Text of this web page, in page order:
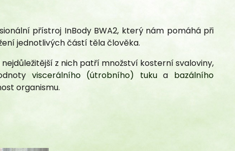
přístroj InBody BWA2, který nám pomáhá při
jednotlivých částí těla člověka.
z nich patří množství kosterní svaloviny,
viscerálního (útrobního) tukua bazálního
organismu.